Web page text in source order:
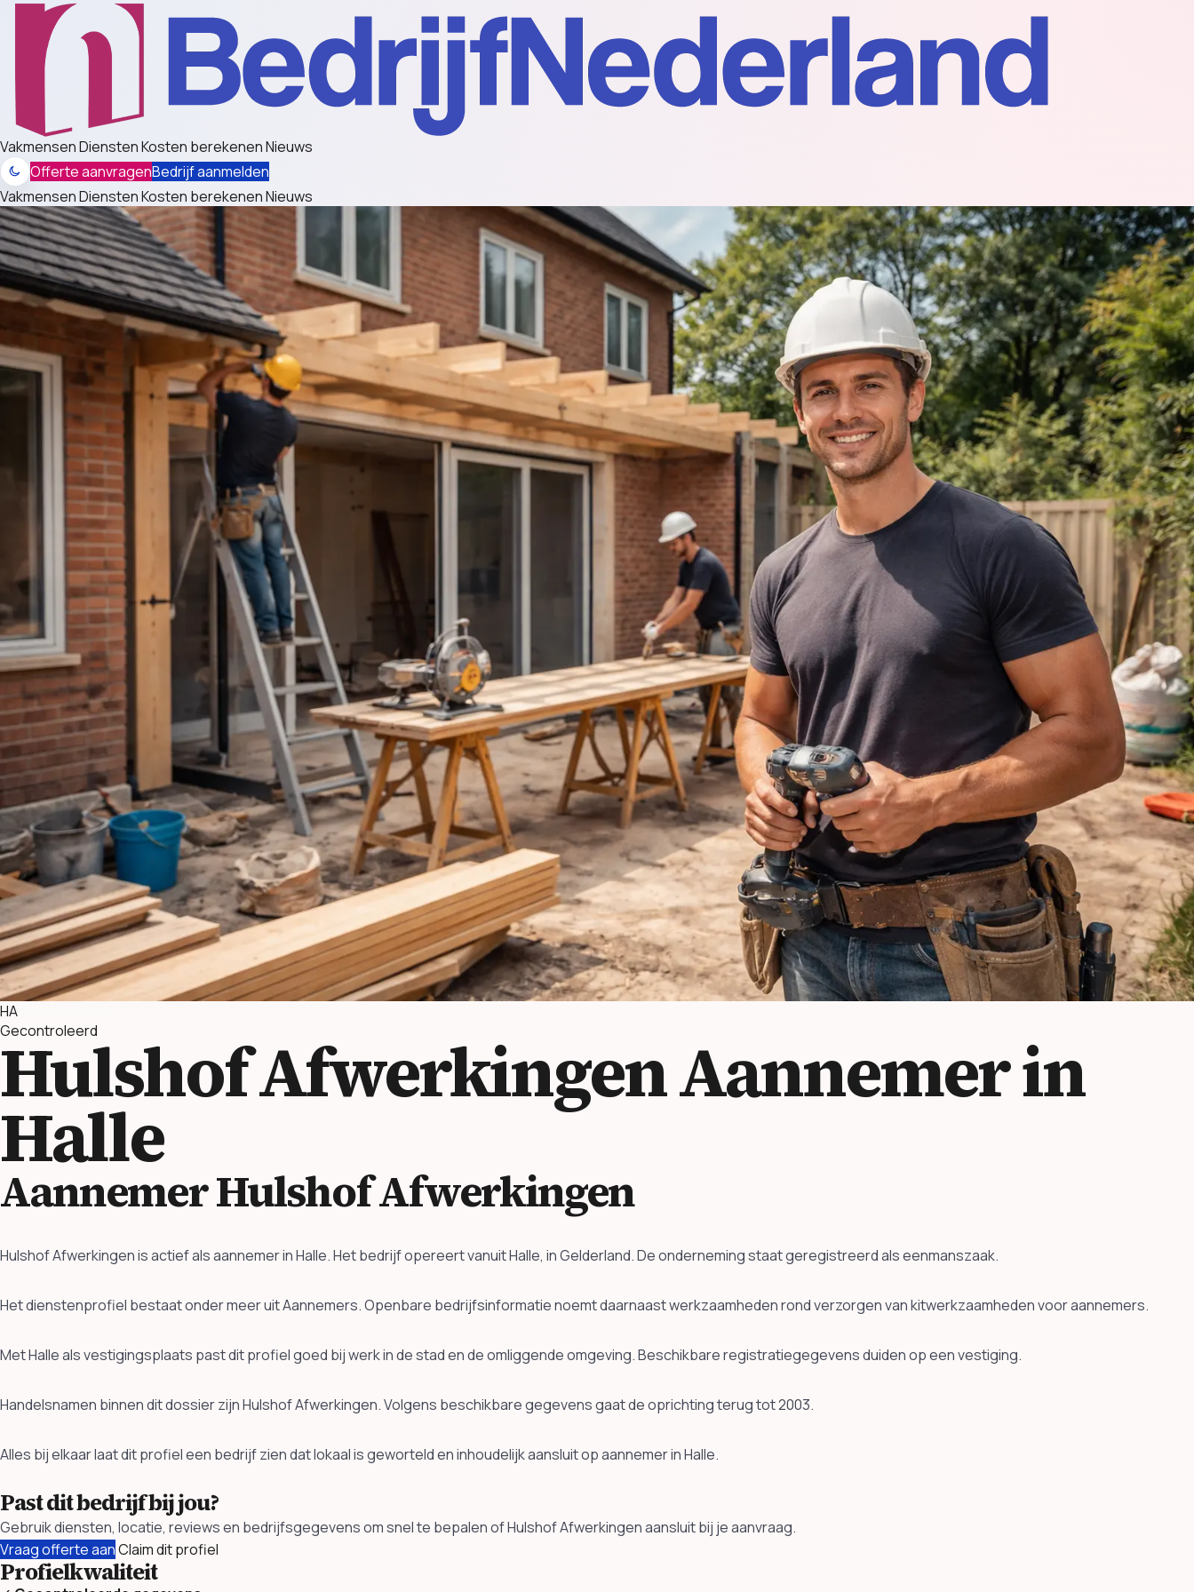
VakmensenDienstenKosten berekenenNieuws
Offerte aanvragenBedrijf aanmelden
VakmensenDienstenKosten berekenenNieuws
HA
Gecontroleerd
Hulshof AfwerkingenAannemer in
Halle
Aannemer Hulshof Afwerkingen
Hulshof Afwerkingen is actief als aannemer in Halle. Het bedrijf opereert vanuit Halle, in Gelderland. De onderneming staat geregistreerd als eenmanszaak.
Het dienstenprofiel bestaat onder meer uit Aannemers. Openbare bedrijfsinformatie noemt daarnaast werkzaamheden rond verzorgen van kitwerkzaamheden voor aannemers.
Met Halle als vestigingsplaats past dit profiel goed bij werk in de stad en de omliggende omgeving. Beschikbare registratiegegevens duiden op een vestiging.
Handelsnamen binnen dit dossier zijn Hulshof Afwerkingen. Volgens beschikbare gegevens gaat de oprichting terug tot 2003.
Alles bij elkaar laat dit profiel een bedrijf zien dat lokaal is geworteld en inhoudelijk aansluit op aannemer in Halle.
Past dit bedrijf bij jou?
Gebruik diensten, locatie, reviews en bedrijfsgegevens om snel te bepalen of Hulshof Afwerkingen aansluit bij je aanvraag.
Vraag offerte aanClaim dit profiel
Profielkwaliteit